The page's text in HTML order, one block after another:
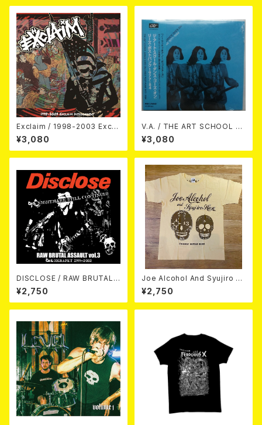
Exclaim / 1998-2003 Excla
im Discography
¥3,080
V.A. / THE ART SCHOOL D
ANCE GOES ON LEEDS PO
ST-PUNK 1977-84 (帯ライナ
ー付国内盤仕様) CD
¥3,080
DISCLOSE / RAW BRUTAL
ASSAULT Vol.3 : DISCOGR
APHY 1999-2002 (2xCD)
¥2,750
Joe Alcohol And Syujiro H
ase / Strange Guitar Blues
¥2,750